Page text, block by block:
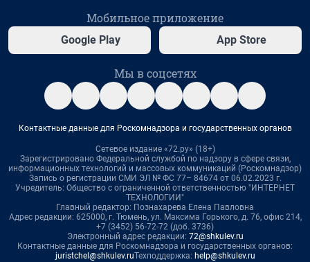
Мобильное приложение
Google Play App Store
Мы в соцсетях
Контактные данные для Роскомнадзора и государственных органов
Сетевое издание «72.ру» (18+)
Зарегистрировано Федеральной службой по надзору в сфере связи,
информационных технологий и массовых коммуникаций (Роскомнадзор)
Запись о регистрации СМИ ЭЛ № ФС 77– 84674 от 06.02.2023 г.
Учредитель: Общество с ограниченной ответственностью "ИНТЕРНЕТ
ТЕХНОЛОГИИ"
Главный редактор: Познахарева Елена Павловна
Адрес редакции: 625000, г. Тюмень, ул. Максима Горького, д. 76, офис 214,
+7 (3452) 56-72-72 (доб. 3736)
Электронный адрес редакции: 72@shkulev.ru
Контактные данные для Роскомнадзора и государственных органов:
juristchel@shkulev.ruТехподдержка: help@shkulev.ru